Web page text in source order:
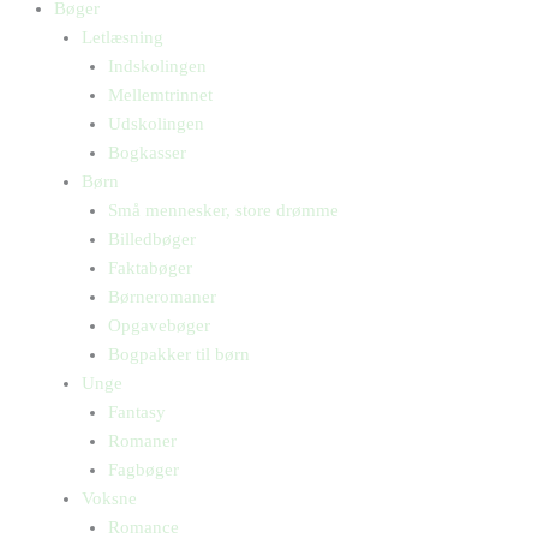
Bøger
Letlæsning
Indskolingen
Mellemtrinnet
Udskolingen
Bogkasser
Børn
Små mennesker, store drømme
Billedbøger
Faktabøger
Børneromaner
Opgavebøger
Bogpakker til børn
Unge
Fantasy
Romaner
Fagbøger
Voksne
Romance